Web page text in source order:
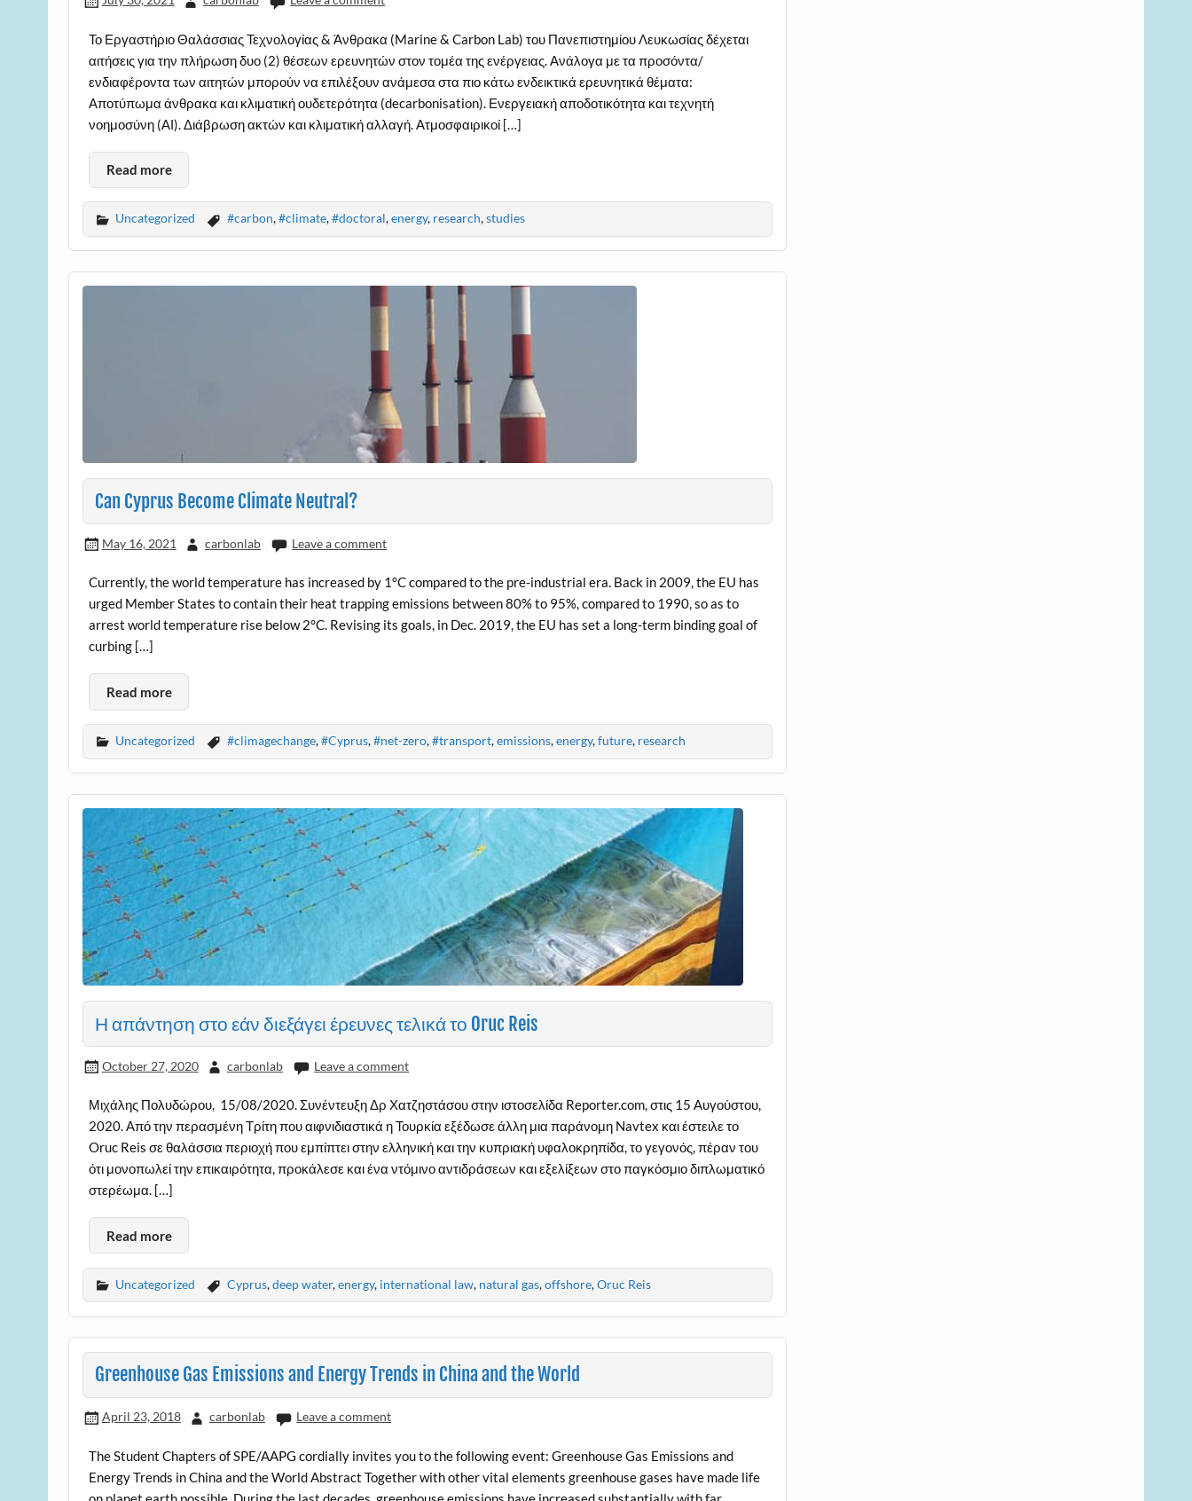
Το Εργαστήριο Θαλάσσιας Τεχνολογίας & Άνθρακα (Marine & Carbon Lab) του Πανεπιστημίου Λευκωσίας δέχεται
αιτήσεις για την πλήρωση δυο (2) θέσεων ερευνητών στον τομέα της ενέργειας. Ανάλογα με τα προσόντα/
ενδιαφέροντα των αιτητών μπορούν να επιλέξουν ανάμεσα στα πιο κάτω ενδεικτικά ερευνητικά θέματα:
Αποτύπωμα άνθρακα και κλιματική ουδετερότητα (decarbonisation). Ενεργειακή αποδοτικότητα και τεχνητή
νοημοσύνη (ΑΙ). Διάβρωση ακτών και κλιματική αλλαγή. Ατμοσφαιρικοί […]
Read more
Uncategorized #carbon,#climate,#doctoral,energy, research,studies
Can Cyprus Become Climate Neutral?
May 16, 2021 carbonlab Leave a comment
Currently, the world temperature has increased by 1°C compared to the pre-industrial era. Back in 2009, the EU has
urged Member States to contain their heat trapping emissions between 80% to 95%, compared to 1990, so as to
arrest world temperature rise below 2°C. Revising its goals, in Dec. 2019, the EU has set a long-term binding goal of
curbing […]
Read more
Uncategorized #climagechange,#Cyprus,#net-zero,#transport,emissions,energy,future, research
Η απάντηση στο εάν διεξάγει έρευνες τελικά το Oruc Reis
October 27, 2020 carbonlab Leave a comment
Μιχάλης Πολυδώρου, 15/08/2020. Συνέντευξη Δρ Χατζηστάσου στην ιστοσελίδα Reporter.com, στις 15 Αυγούστου,
2020. Από την περασμένη Τρίτη που αιφνιδιαστικά η Τουρκία εξέδωσε άλλη μια παράνομη Navtex και έστειλε το
Oruc Reis σε θαλάσσια περιοχή που εμπίπτει στην ελληνική και την κυπριακή υφαλοκρηπίδα, το γεγονός, πέραν του
ότι μονοπωλεί την επικαιρότητα, προκάλεσε και ένα ντόμινο αντιδράσεων και εξελίξεων στο παγκόσμιο διπλωματικό
στερέωμα. […]
Read more
Uncategorized Cyprus,deep water,energy, international law, natural gas,offshore,Oruc Reis
Greenhouse Gas Emissions and Energy Trends in China and the World
April 23, 2018 carbonlab Leave a comment
The Student Chapters of SPE/AAPG cordially invites you to the following event: Greenhouse Gas Emissions and
Energy Trends in China and the World Abstract Together with other vital elements greenhouse gases have made life